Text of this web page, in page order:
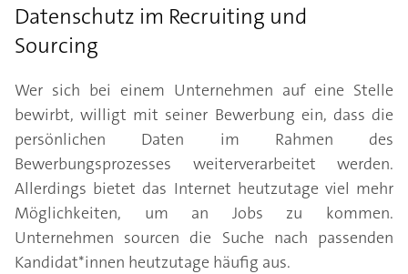
Datenschutz im Recruiting und
Sourcing
Wer sich bei einem Unternehmen auf eine Stelle
bewirbt, willigt mit seiner Bewerbung ein, dass die
persönlichen Daten im Rahmen des
Bewerbungsprozesses weiterverarbeitet werden.
Allerdings bietet das Internet heutzutage viel mehr
Möglichkeiten, um an Jobs zu kommen.
Unternehmen sourcen die Suche nach passenden
Kandidat*innen heutzutage häufig aus.